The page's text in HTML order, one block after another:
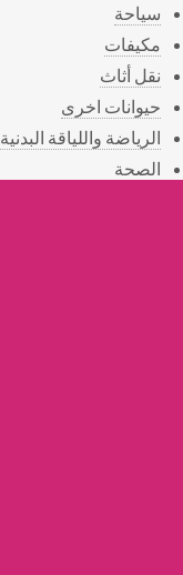
سياحة
مكيفات
نقل أثاث
حيوانات اخرى
الرياضة واللياقة البدنية
الصحة